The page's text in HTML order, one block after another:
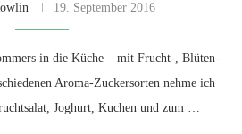
19. September 2016
in die Küche – mit Frucht-, Blüten-
Aroma-Zuckersorten nehme ich
Joghurt, Kuchen und zum …